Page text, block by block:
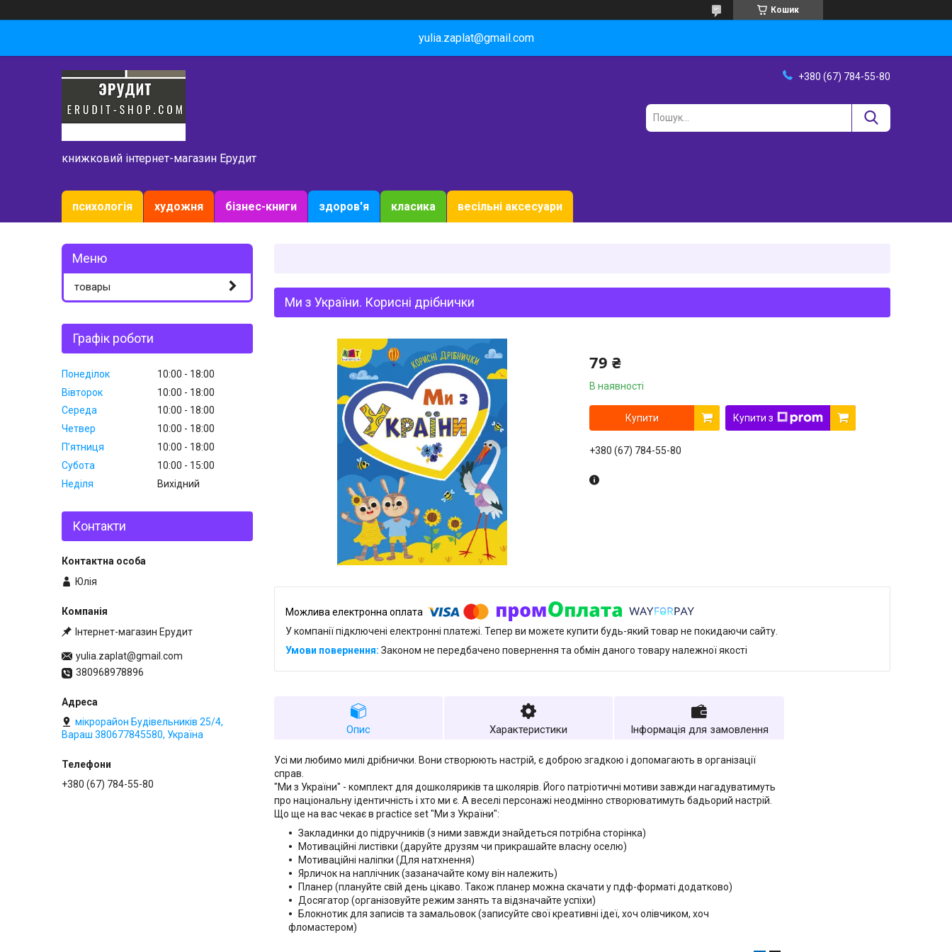
Кошик
yulia.zaplat@gmail.com
книжковий інтернет-магазин Ерудит
+380 (67) 784-55-80
психологія художня бізнес-книги здоров'я класика весільні аксесуари
Ми з України. Корисні дрібнички
79 ₴
В наявності
Купити Купити з
+380 (67) 784-55-80
У компанії підключені електронні платежі. Тепер ви можете купити будь-який товар не покидаючи сайту.
Законом не передбачено повернення та обмін даного товару належної якості
Опис Характеристики Інформація для замовлення
Усі ми любимо милі дрібнички. Вони створюють настрій, є доброю згадкою і допомагають в організації
справ.
"Ми з України" - комплект для дошколяриків та школярів. Його патріотичні мотиви завжди нагадуватимуть
про національну ідентичність і хто ми є. А веселі персонажі неодмінно створюватимуть бадьорий настрій.
Що ще на вас чекає в practice set "Ми з України":
Закладинки до підручників (з ними завжди знайдеться потрібна сторінка)
Мотиваційні листівки (даруйте друзям чи прикрашайте власну оселю)
Мотиваційні наліпки (Для натхнення)
Ярличок на наплічник (зазаначайте кому він належить)
Планер (плануйте свій день цікаво. Також планер можна скачати у пдф-форматі додатково)
Досягатор (організовуйте режим занять та відзначайте успіхи)
Блокнотик для записів та замальовок (записуйте свої креативні ідеї, хоч олівчиком, хоч
фломастером)
товары
Графік роботи
Понеділок 10:00
18:00
Вівторок
10:00
18:00
Середа
10:00
18:00
Четвер
10:00
18:00
Пʼятниця
10:00
18:00
Субота
10:00
15:00
Неділя
Вихідний
Контакти
Юлія
Інтернет-магазин Ерудит
yulia.zaplat@gmail.com
380968978896
мікрорайон Будівельників 25/4,
Вараш 380677845580, Україна
+380 (67) 784-55-80